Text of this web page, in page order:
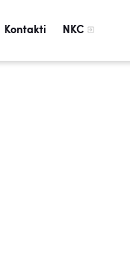
Kontakti NKC